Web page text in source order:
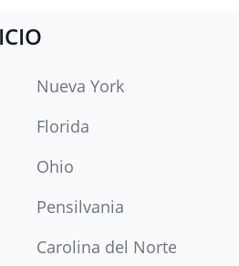
Nueva York
Florida
Ohio
Pensilvania
Carolina del Norte